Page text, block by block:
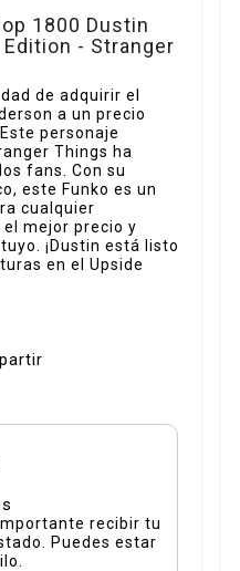
1800 Dustin
- Stranger
de adquirir el
a un precio
personaje
Things ha
fans. Con su
este Funko es un
cualquier
mejor precio y
¡Dustin está listo
en el Upside
recibir tu
Puedes estar